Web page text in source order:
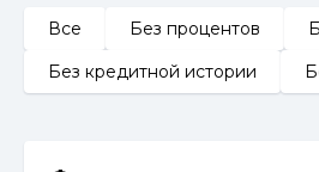
Все Без процентов
Без кредитной истории